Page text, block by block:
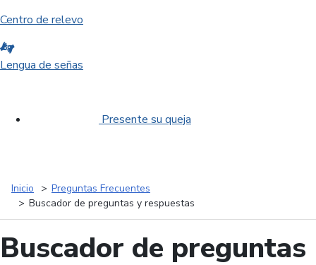
Centro de relevo
Lengua de señas
Presente su queja
Inicio
Preguntas Frecuentes
Buscador de preguntas y respuestas
Buscador de preguntas